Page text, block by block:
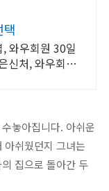
와우회원 30일
신처, 와우회원
놓아집니다. 아쉬운
아쉬웠던지 그녀는
집으로 돌아간 두